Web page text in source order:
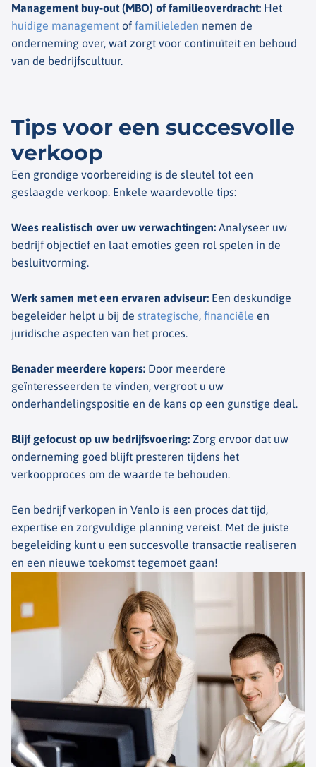
Management buy-out (MBO) of familieoverdracht: Het
huidige management of familieleden nemen de
onderneming over, wat zorgt voor continuïteit en behoud
van de bedrijfscultuur.
Tips voor een succesvolle
verkoop
Een grondige voorbereiding is de sleutel tot een
geslaagde verkoop. Enkele waardevolle tips:
Wees realistisch over uw verwachtingen: Analyseer uw
bedrijf objectief en laat emoties geen rol spelen in de
besluitvorming.
Werk samen met een ervaren adviseur: Een deskundige
begeleider helpt u bij de strategische, financiële en
juridische aspecten van het proces.
Benader meerdere kopers: Door meerdere
geïnteresseerden te vinden, vergroot u uw
onderhandelingspositie en de kans op een gunstige deal.
Blijf gefocust op uw bedrijfsvoering: Zorg ervoor dat uw
onderneming goed blijft presteren tijdens het
verkoopproces om de waarde te behouden.
Een bedrijf verkopen in Venlo is een proces dat tijd,
expertise en zorgvuldige planning vereist. Met de juiste
begeleiding kunt u een succesvolle transactie realiseren
en een nieuwe toekomst tegemoet gaan!